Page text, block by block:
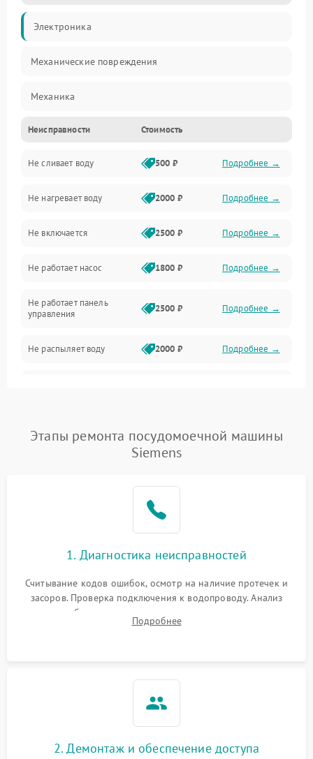
Электроника
Механические повреждения
Механика
Управление
Электропитание
Датчики
Нагрев
Вода
Гигиена
Программное обеспечение
Неисправности Стоимость
Не сливает воду 500 ₽ Подробнее →
Не нагревает воду 2000 ₽ Подробнее →
Не включается 2500 ₽ Подробнее →
Не работает насос 1800 ₽ Подробнее →
Не работает панель
управления
2500 ₽ Подробнее →
Не распыляет воду 2000 ₽ Подробнее →
Проблемы с набором
воды
1800 ₽ Подробнее →
1700 ₽
циркуляционным насосом
2100 ₽ Подробнее →
Этапы ремонта посудомоечной машины
Siemens
1. Диагностика неисправностей
Считывание кодов ошибок, осмотр на наличие протечек и
засоров. Проверка подключения к водопроводу. Анализ
жалоб на отсутствие слива, нагрева, вращения
разбрызгивателей или срабатывание системы защиты
Подробнее
2. Демонтаж и обеспечение доступа